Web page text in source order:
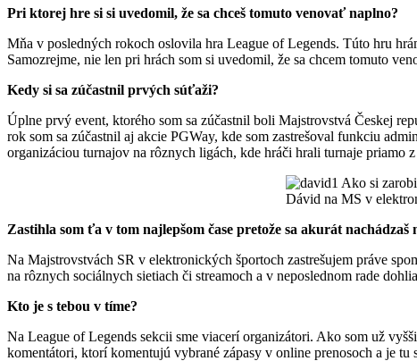
Pri ktorej hre si si uvedomil, že sa chceš tomuto venovať naplno?
Mňa v posledných rokoch oslovila hra League of Legends. Túto hru
Samozrejme, nie len pri hrách som si uvedomil, že sa chcem tomuto
Kedy si sa zúčastnil prvých súťaži?
Úplne prvý event, ktorého som sa zúčastnil boli Majstrovstvá Českej
rok som sa zúčastnil aj akcie PGWay, kde som zastrešoval funkciu
organizáciou turnajov na rôznych ligách, kde hráči hrali turnaje priamo
Dávid na MS v
Zastihla som ťa v tom najlepšom čase pretože sa akurát
Na Majstrovstvách SR v elektronických športoch zastrešujem práve
na rôznych sociálnych sietiach či streamoch a v neposlednom rade
Kto je s tebou v tíme?
Na League of Legends sekcii sme viacerí organizátori. Ako som už
komentátori, ktorí komentujú vybrané zápasy v online prenosoch a je